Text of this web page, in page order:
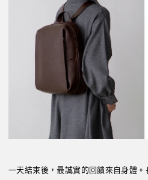
一天結束後，最誠實的回饋來自身體